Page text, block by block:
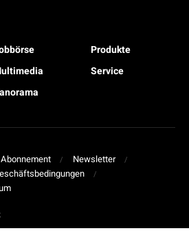
Produkte
Service
Abonnement
Newsletter